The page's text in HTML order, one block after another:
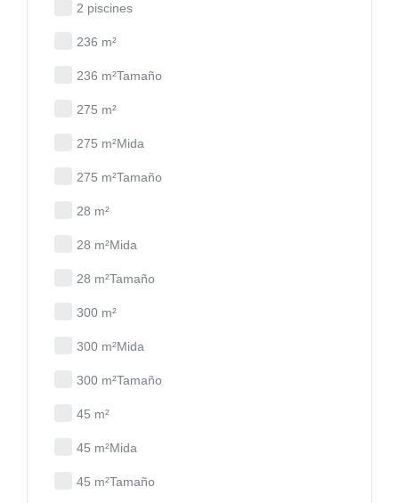
2 piscines
236 m²
236 m²Tamaño
275 m²
275 m²Mida
275 m²Tamaño
28 m²
28 m²Mida
28 m²Tamaño
300 m²
300 m²Mida
300 m²Tamaño
45 m²
45 m²Mida
45 m²Tamaño